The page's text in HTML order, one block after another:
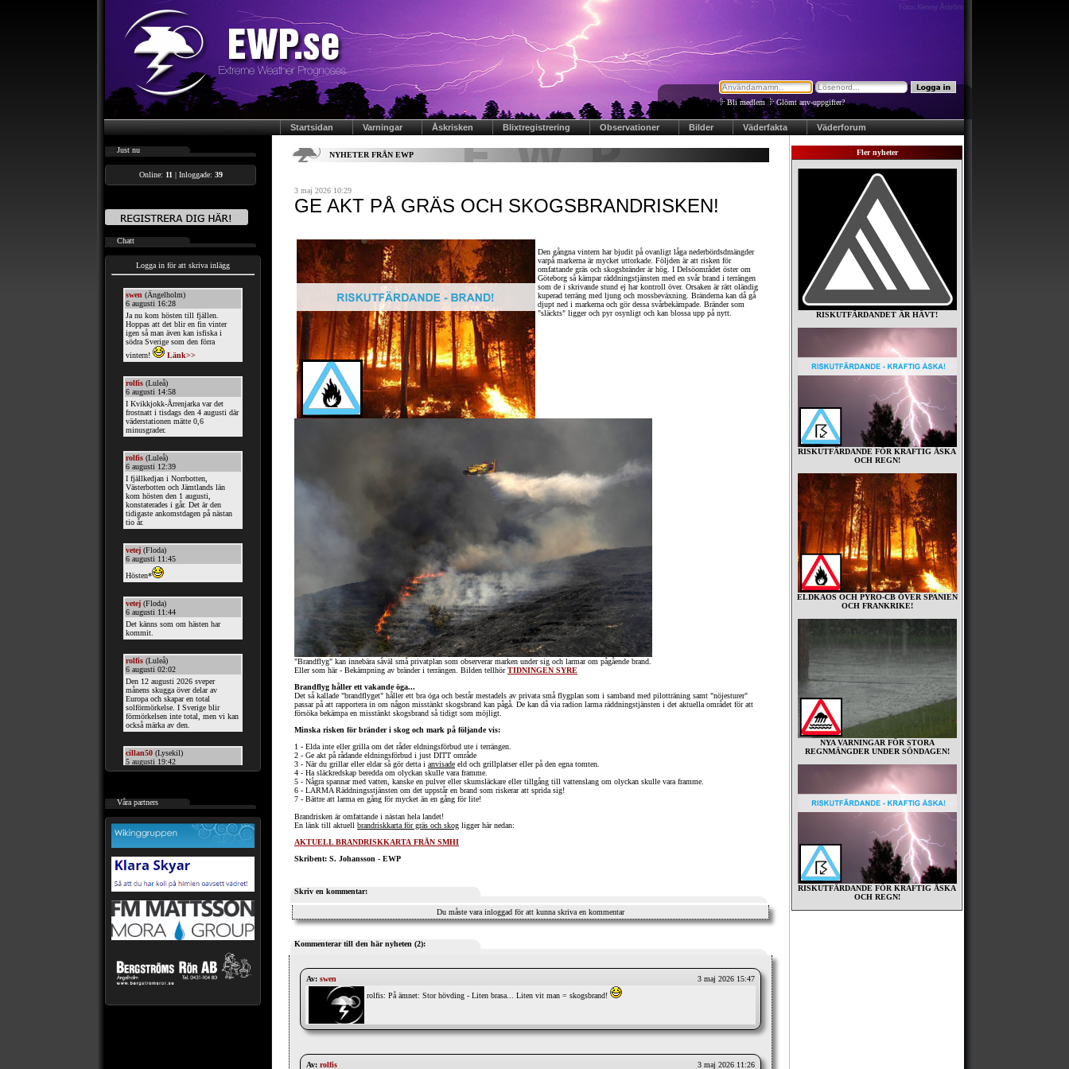
Bli medlem| Glömt anv-uppgifter?
Startsidan Varningar Åskrisken Blixtregistrering Observationer Bilder Väderfakta Väderforum
Just nu
Online: 11 | Inloggade: 39
Chatt
Logga in för att skriva inlägg
Våra partners
NYHETER FRÅN EWP
3 maj 2026 10:29
GE AKT PÅ GRÄS OCH SKOGSBRANDRISKEN!
Den gångna vintern har bjudit på ovanligt låga nederbördsdmängder
varpå markerna är mycket uttorkade. Följden är att risken för
omfattande gräs och skogsbränder är hög. I Delsöområdet öster om
Göteborg så kämpar räddningstjänsten med en svår brand i terrängen
som de i skrivande stund ej har kontroll över. Orsaken är rätt oländig
kuperad terräng med ljung och mossbeväxning. Bränderna kan då gå
djupt ned i markerna och gör dessa svårbekämpade. Bränder som
"släckts" ligger och pyr osynligt och kan blossa upp på nytt.
"Brandflyg" kan innebära såväl små privatplan som observerar marken under sig och larmar om pågående brand.
Eller som här - Bekämpning av bränder i terrängen. Bilden tellhörTIDNINGEN SYRE
Brandflyg håller ett vakande öga...
Det så kallade "brandflyget" håller ett bra öga och består mestadels av privata små flygplan som i samband med pilotträning samt "nöjesturer"
passar på att rapportera in om någon misstänkt skogsbrand kan pågå. De kan då via radion larma räddningstjänsten i det aktuella området för att
försöka bekämpa en misstänkt skogsbrand så tidigt som möjligt.
Minska risken för bränder i skog och mark på följande vis:
1 - Elda inte eller grilla om det råder eldningsförbud ute i terrängen.
2 - Ge akt på rådande eldningsförbud i just DITT område
3 - När du grillar eller eldar så gör detta i anvisade eld och grillplatser eller på den egna tomten.
4 - Ha släckredskap beredda om olyckan skulle vara framme.
5 - Några spannar med vatten, kanske en pulver eller skumsläckare eller tillgång till vattenslang om olyckan skulle vara framme.
6 - LARMA Räddningsstjänsten om det uppstår en brand som riskerar att sprida sig!
7 - Bättre att larma en gång för mycket än en gång för lite!
Brandrisken är omfattande i nästan hela landet!
En länk till aktuell brandriskkarta för gräs och skog ligger här nedan:
AKTUELL BRANDRISKKARTA FRÅN SMHI
Skribent: S. Johansson - EWP
Skriv en kommentar:
Du måste vara inloggad för att kunna skriva en kommentar
Kommenterar till den här nyheten (2):
Av: swen
3 maj 2026 15:47
rolfis: På ämnet: Stor hövding - Liten brasa... Liten vit man = skogsbrand!
Av: rolfis 3 maj 2026 11:26
Fler nyheter
RISKUTFÄRDANDET ÄR HÄVT!
RISKUTFÄRDANDE FÖR KRAFTIG ÅSKA
OCH REGN!
ELDKAOS OCH PYRO-CB ÖVER SPANIEN
OCH FRANKRIKE!
NYA VARNINGAR FÖR STORA
REGNMÄNGDER UNDER SÖNDAGEN!
RISKUTFÄRDANDE FÖR KRAFTIG ÅSKA
OCH REGN!